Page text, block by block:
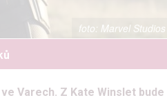
Marvel Studios
Varech. Z Kate Winslet bude